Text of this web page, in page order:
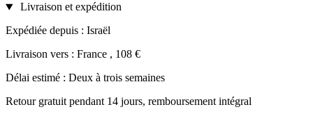
Livraison et expédition
Expédiée depuis : Israël
Livraison vers : France , 108 €
Délai estimé : Deux à trois semaines
Retour gratuit pendant 14 jours, remboursement intégral